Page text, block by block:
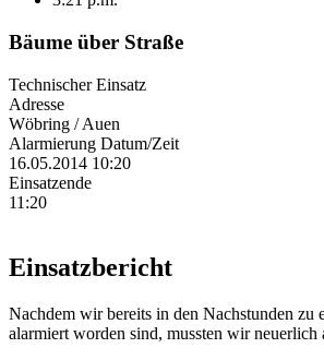
Bäume über Straße
Technischer Einsatz
Adresse
Wöbring / Auen
Alarmierung Datum/Zeit
16.05.2014 10:20
Einsatzende
11:20
Einsatzbericht
Nachdem wir bereits in den Nachstunden zu
alarmiert worden sind, mussten wir neuerlich